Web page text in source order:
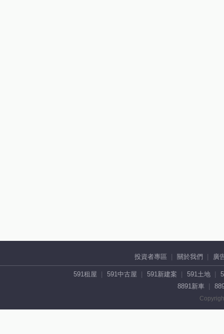
投資者專區 關於我們 廣
591租屋 591中古屋 591新建案 591土地
8891新車